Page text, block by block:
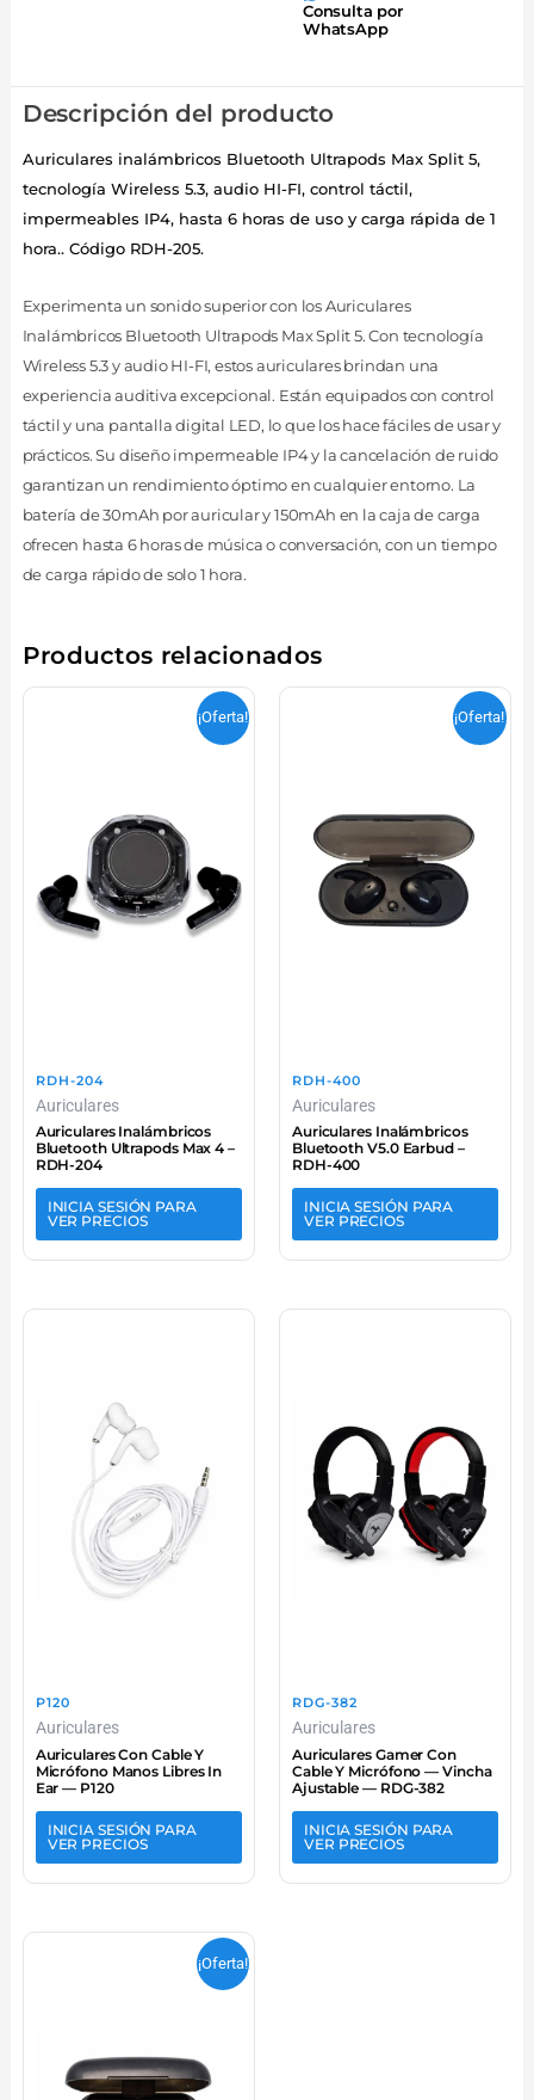
Consulta por
WhatsApp
Descripción del producto
Auriculares inalámbricos Bluetooth Ultrapods Max Split 5,
tecnología Wireless 5.3, audio HI-FI, control táctil,
impermeables IP4, hasta 6 horas de uso y carga rápida de 1
hora.. Código RDH-205.
Experimenta un sonido superior con los Auriculares
Inalámbricos Bluetooth Ultrapods Max Split 5. Con tecnología
Wireless 5.3 y audio HI-FI, estos auriculares brindan una
experiencia auditiva excepcional. Están equipados con control
táctil y una pantalla digital LED, lo que los hace fáciles de usar y
prácticos. Su diseño impermeable IP4 y la cancelación de ruido
garantizan un rendimiento óptimo en cualquier entorno. La
batería de 30mAh por auricular y 150mAh en la caja de carga
ofrecen hasta 6 horas de música o conversación, con un tiempo
de carga rápido de solo 1 hora.
Productos relacionados
¡Oferta!
RDH-204
Auriculares
Auriculares Inalámbricos
Bluetooth Ultrapods Max 4 –
RDH-204
INICIA SESIÓN PARA
VER PRECIOS
¡Oferta!
RDH-400
Auriculares
Auriculares Inalámbricos
Bluetooth V5.0 Earbud –
RDH-400
INICIA SESIÓN PARA
VER PRECIOS
P120
Auriculares
Auriculares Con Cable Y
Micrófono Manos Libres In
Ear — P120
INICIA SESIÓN PARA
VER PRECIOS
RDG-382
Auriculares
Auriculares Gamer Con
Cable Y Micrófono — Vincha
Ajustable — RDG-382
INICIA SESIÓN PARA
VER PRECIOS
¡Oferta!